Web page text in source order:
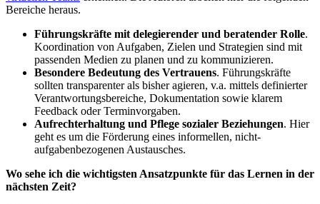
Bereiche heraus.
Führungskräfte mit delegierender und beratender Rolle.
Koordination von Aufgaben, Zielen und Strategien sind mit
passenden Medien zu planen und zu kommunizieren.
Besondere Bedeutung des Vertrauens. Führungskräfte
sollten transparenter als bisher agieren, v.a. mittels definierter
Verantwortungsbereiche, Dokumentation sowie klarem
Feedback oder Terminvorgaben.
Aufrechterhaltung und Pflege sozialer Beziehungen. Hier
geht es um die Förderung eines informellen, nicht-
aufgabenbezogenen Austausches.
Wo sehe ich die wichtigsten Ansatzpunkte für das Lernen in der
nächsten Zeit?